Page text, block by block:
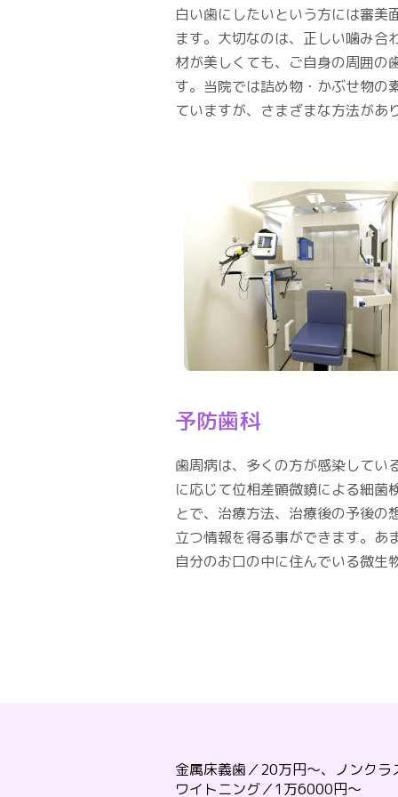
白い歯にしたいという方には審美
ます。大切なのは、正しい噛み合
材が美しくても、ご自身の周囲の
す。当院では詰め物・かぶせ物の
ていますが、さまざまな方法があ
予防歯科
歯周病は、多くの方が感染してい
に応じて位相差顕微鏡による細菌
とで、治療方法、治療後の予後
立つ情報を得る事ができます。あ
自分のお口の中に住んでいる微生
金属床義歯／20万円～、ノンク
ワイトニング／1万6000円～